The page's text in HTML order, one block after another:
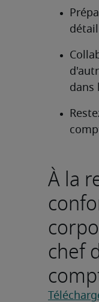
dans
À la
chef